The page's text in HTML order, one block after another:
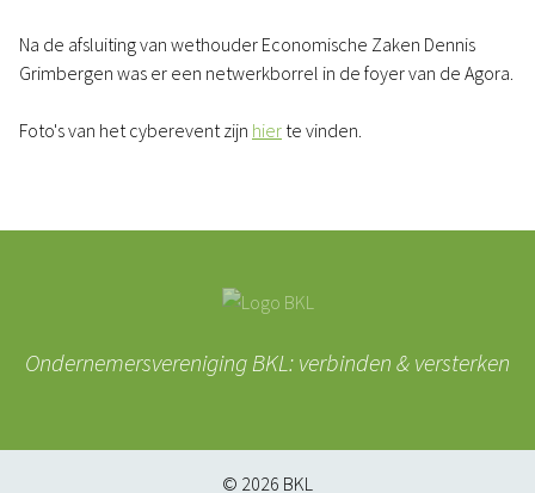
Na de afsluiting van wethouder Economische Zaken Dennis
Grimbergen was er een netwerkborrel in de foyer van de Agora.
Foto's van het cyberevent zijn hier te vinden.
Ondernemersvereniging BKL: verbinden & versterken
© 2026 BKL